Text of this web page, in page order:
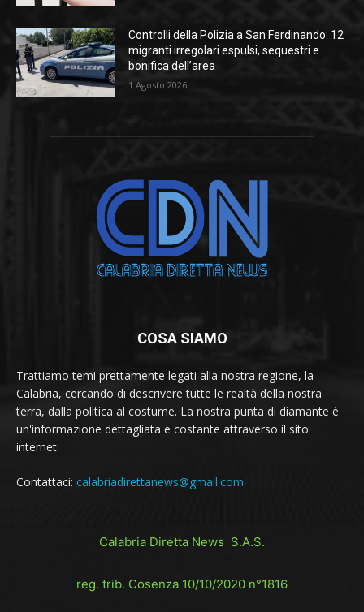
Controlli della Polizia a San Ferdinando: 12
migranti irregolari espulsi, sequestri e
bonifica dell’area
1 Agosto 2026
COSA SIAMO
Trattiamo temi prettamente legati alla nostra regione, la
Calabria, cercando di descrivere tutte le realtà della nostra
terra, dalla politica al costume. La nostra punta di diamante è
un'informazione dettagliata e costante attraverso il sito
internet
Contattaci: calabriadirettanews@gmail.com
Calabria Diretta News S.A.S.
reg. trib. Cosenza 10/10/2020 n°1816